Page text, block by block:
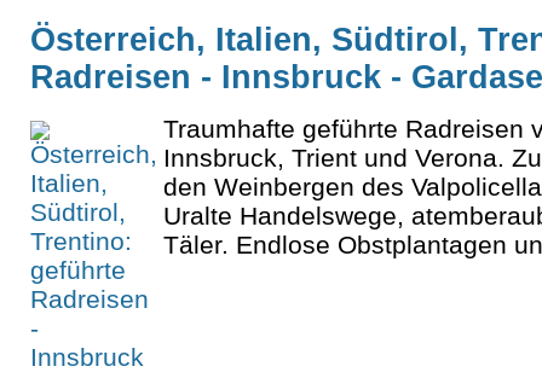
Österreich, Italien, Südtirol,
Radreisen - Innsbruck -
Traumhafte geführte Radreisen
Innsbruck, Trient und Verona.
den Weinbergen des
Uralte Handelswege,
Täler. Endlose Obstplantagen